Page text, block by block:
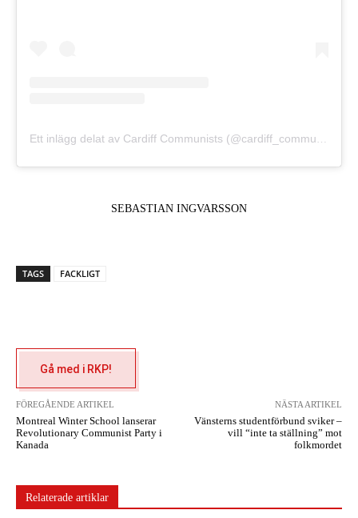
SEBASTIAN INGVARSSON
TAGS FACKLIGT
Gå med i RKP!
FÖREGÅENDE ARTIKEL
Montreal Winter School lanserar
Revolutionary Communist Party i
Kanada
NÄSTA ARTIKEL
Vänsterns studentförbund sviker –
vill “inte ta ställning” mot
folkmordet
Relaterade artiklar